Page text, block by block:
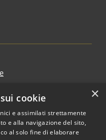
×
cookie
e assimilati strettamente
e alla navigazione del sito,
al solo fine di elaborare